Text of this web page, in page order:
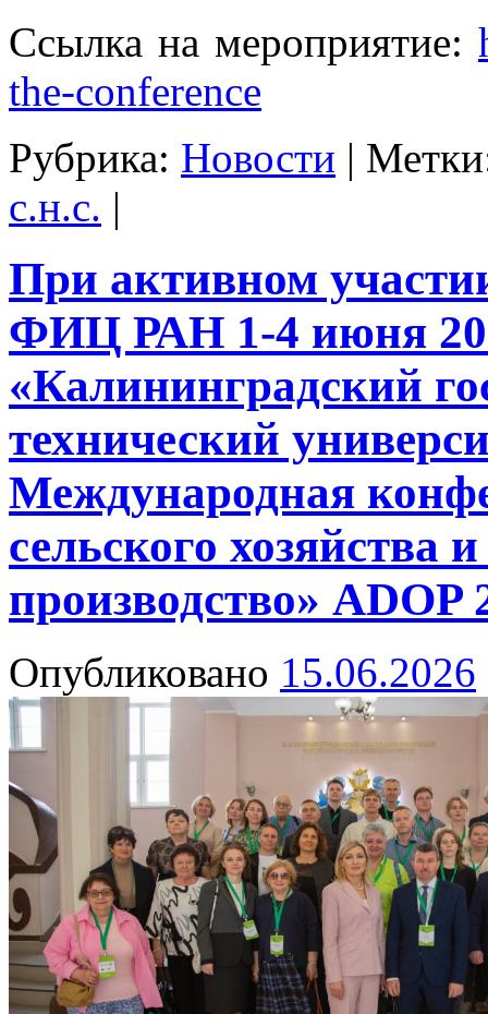
Ссылка на мероприятие:
the-conference
Рубрика: Новости |
с.н.с. |
При активном
ФИЦ РАН 1-4 июня
«Калининградский
технический
Международная
сельского хозяйства
производство» ADOP
Опубликовано 15.06.2026